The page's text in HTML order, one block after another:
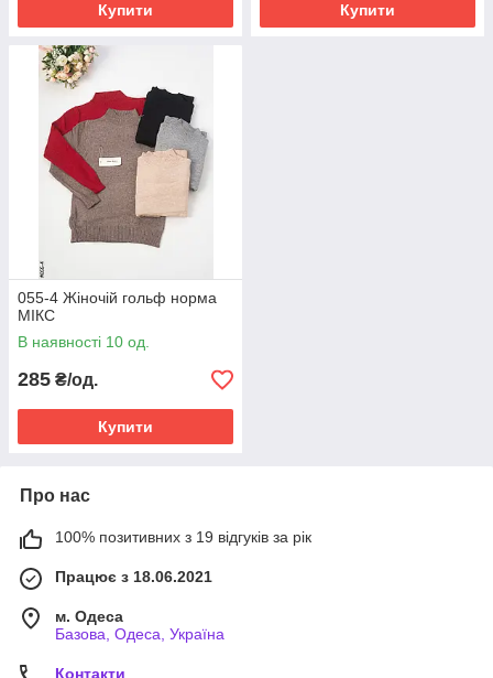
Купити Купити
055-4 Жіночій гольф норма
МІКС
В наявності 10 од.
285 ₴/од.
Купити
Про нас
100% позитивних з 19 відгуків за рік
Працює з 18.06.2021
м. Одеса
Базова, Одеса, Україна
Контакти